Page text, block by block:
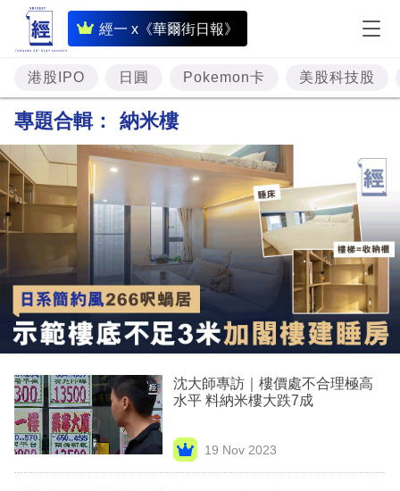
經一 x《華爾街日報》
即
時
財
經
題
資
樓
市
理
財
商
業
科
技
港股IPO 日圓 Pokemon卡 美股科技股
專題合輯： 納米樓
沈大師專訪｜樓價處不合理極高
水平 料納米樓大跌7成
19 Nov 2023